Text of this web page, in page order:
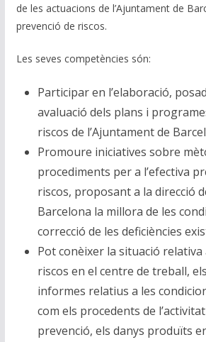
de les actuacions de l’Ajuntament de
prevenció de riscos.
Les seves competències són:
Participar en l’elaboració,
avaluació dels plans i
riscos de l’Ajuntament de
Promoure iniciatives sobre
procediments per a l’efectiva
riscos, proposant a la direcció
Barcelona la millora de les
correcció de les deficiències
Pot conèixer la situació relativa
riscos en el centre de treball,
informes relatius a les
com els procedents de
prevenció, els danys produïts